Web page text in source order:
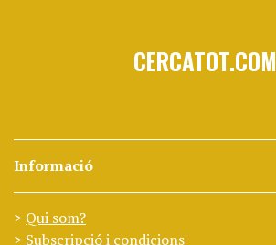
CERCATOT.COM
Informació
Qui som?
Subscripció i condicions